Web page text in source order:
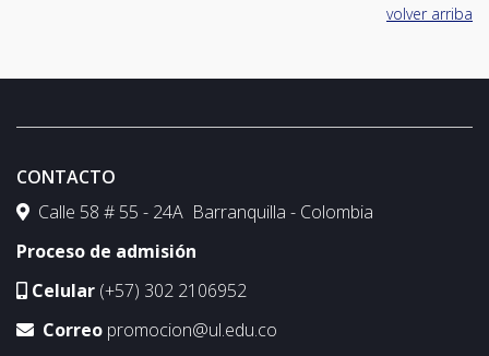
volver arriba
CONTACTO
Calle 58 # 55 - 24A Barranquilla - Colombia
Proceso de admisión
Celular (+57) 302 2106952
Correo promocion@ul.edu.co